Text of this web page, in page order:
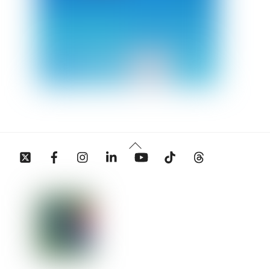
Back
To
Twitter Facebook InstagramLinkedin YouTube Tiktok